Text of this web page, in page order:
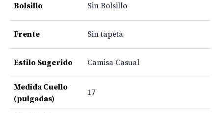
Bolsillo Sin Bolsillo
Frente Sin tapeta
Estilo Sugerido Camisa Casual
Medida Cuello
(pulgadas)
17